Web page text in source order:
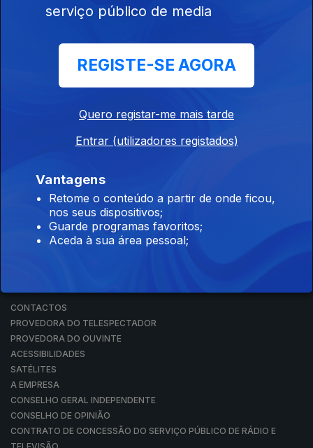
RTP PLAY
EM DIRETO
REVER PROGRAMAS
CONCURSOS
CONTACTOS
PROVEDORA DO TELESPECTADOR
PROVEDORA DO OUVINTE
ACESSIBILIDADES
SATÉLITES
A EMPRESA
CONSELHO GERAL INDEPENDENTE
CONSELHO DE OPINIÃO
CONTRATO DE CONCESSÃO DO SERVIÇO PÚBLICO DE RÁDIO E
serviço público de media
REGISTE-SE AGORA
Quero registar-me mais tarde
Entrar (utilizadores registados)
Vantagens
Retome o conteúdo a partir de onde ficou,
nos seus dispositivos;
Guarde programas favoritos;
Aceda à sua área pessoal;